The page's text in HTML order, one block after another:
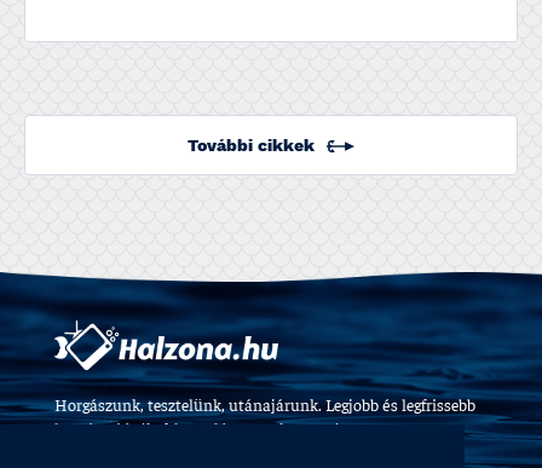
További cikkek
Horgászunk, tesztelünk, utánajárunk. Legjobb és legfrissebb